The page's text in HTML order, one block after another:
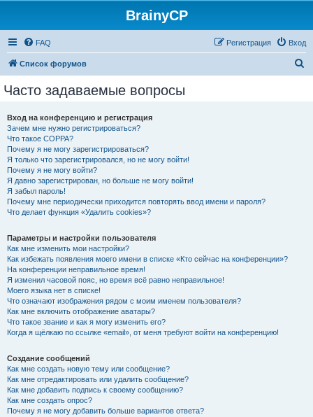
BrainyCP
FAQ Вход
Регистрация
Список форумов
Часто задаваемые вопросы
Вход на конференцию и регистрация
Зачем мне нужно регистрироваться?
Что такое COPPA?
Почему я не могу зарегистрироваться?
Я только что зарегистрировался, но не могу войти!
Почему я не могу войти?
Я давно зарегистрирован, но больше не могу войти!
Я забыл пароль!
Почему мне периодически приходится повторять ввод имени и пароля?
Что делает функция «Удалить cookies»?
Параметры и настройки пользователя
Как мне изменить мои настройки?
Как избежать появления моего имени в списке «Кто сейчас на конференции»?
На конференции неправильное время!
Я изменил часовой пояс, но время всё равно неправильное!
Моего языка нет в списке!
Что означают изображения рядом с моим именем пользователя?
Как мне включить отображение аватары?
Что такое звание и как я могу изменить его?
Когда я щёлкаю по ссылке «email», от меня требуют войти на конференцию!
Создание сообщений
Как мне создать новую тему или сообщение?
Как мне отредактировать или удалить сообщение?
Как мне добавить подпись к своему сообщению?
Как мне создать опрос?
Почему я не могу добавить больше вариантов ответа?